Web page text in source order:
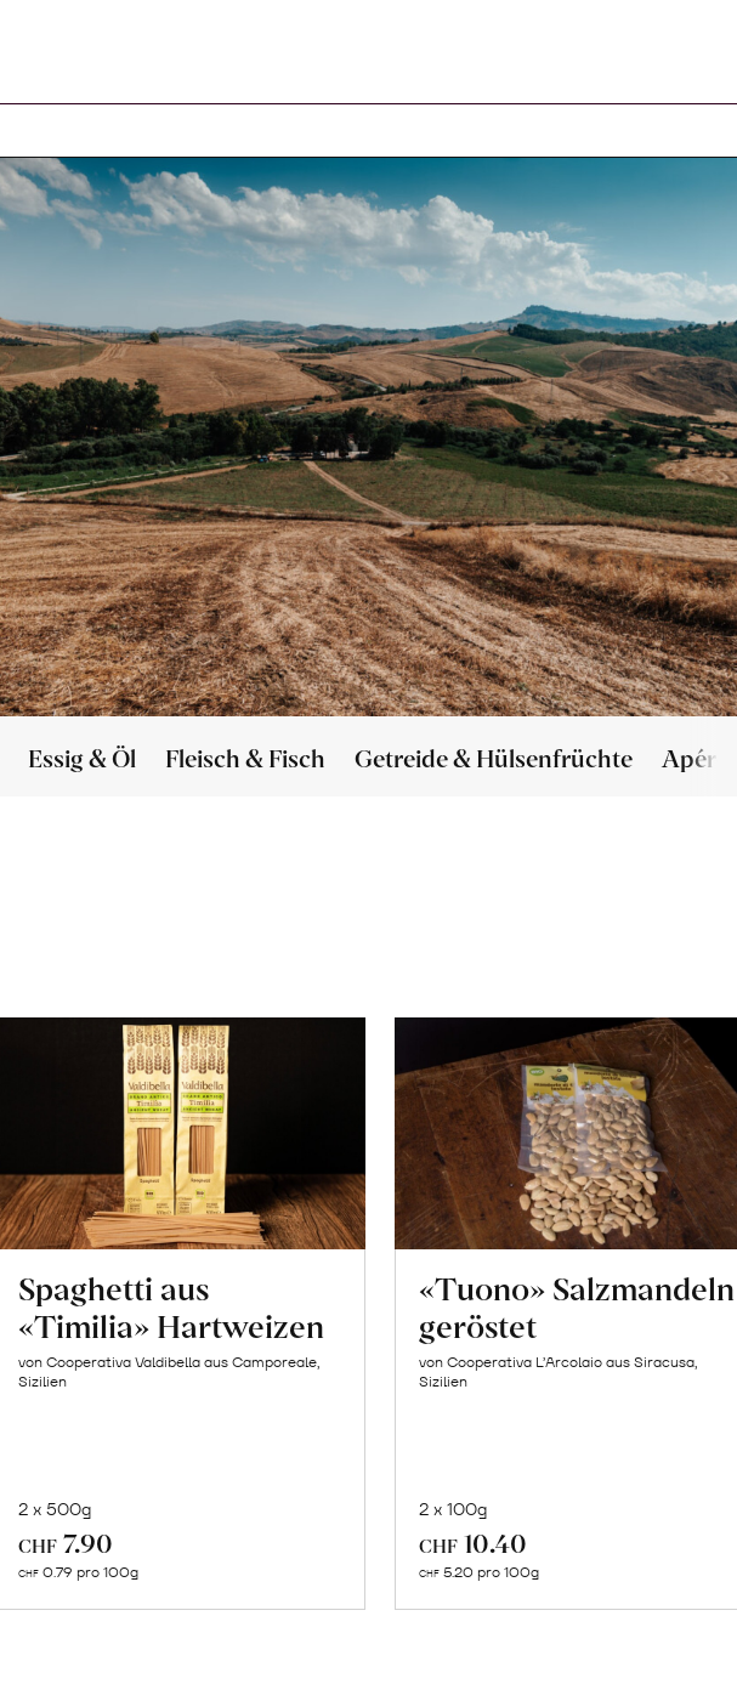
Essig & Öl Fleisch & Fisch Getreide & Hülsenfrüchte Apéro
Spaghetti aus
«Timilia» Hartweizen
von Cooperativa Valdibella aus Camporeale,
Sizilien
2 x 500g
CHF 7.90
CHF 0.79 pro 100g
«Tuono» Salzmandeln
geröstet
von Cooperativa L’Arcolaio aus Siracusa,
Sizilien
2 x 100g
CHF 10.40
CHF 5.20 pro 100g